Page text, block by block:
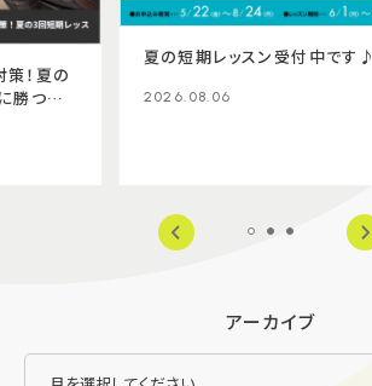
！夏の
勝つ演
夏の短期レッスン受付中です♪
2026.08.06
アーカイブ